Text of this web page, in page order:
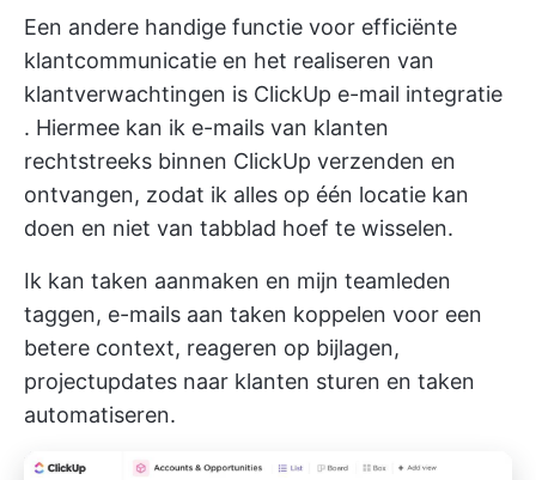
Een andere handige functie voor efficiënte
klantcommunicatie en het realiseren van
klantverwachtingen is ClickUp e-mail integratie
. Hiermee kan ik e-mails van klanten
rechtstreeks binnen ClickUp verzenden en
ontvangen, zodat ik alles op één locatie kan
doen en niet van tabblad hoef te wisselen.
Ik kan taken aanmaken en mijn teamleden
taggen, e-mails aan taken koppelen voor een
betere context, reageren op bijlagen,
projectupdates naar klanten sturen en taken
automatiseren.